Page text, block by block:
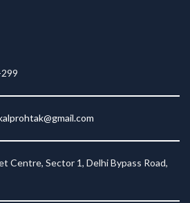
Centre, Sector 1, Delhi Bypass Road,